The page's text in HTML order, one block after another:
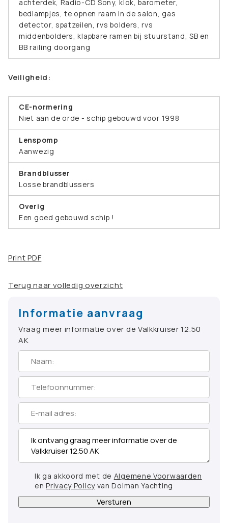
achterdek, Radio-CD Sony, klok, barometer,
bedlampjes, te opnen raam in de salon, gas
detector, spatzeilen, rvs bolders, rvs
middenbolders, klapbare ramen bij stuurstand, SB en
BB railing doorgang
Veiligheid:
CE-normering
Niet aan de orde - schip gebouwd voor 1998
Lenspomp
Aanwezig
Brandblusser
Losse brandblussers
Overig
Een goed gebouwd schip !
Print PDF
Terug naar volledig overzicht
Informatie aanvraag
Vraag meer informatie over de Valkkruiser 12.50
AK
Ik ga akkoord met de Algemene Voorwaarden
enPrivacy Policyvan Dolman Yachting
Versturen